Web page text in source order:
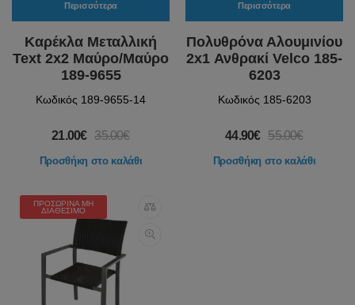
Περισσότερα
Καρέκλα Μεταλλική
Text 2x2 Μαύρο/Μαύρο
189-9655
Κωδικός 189-9655-14
21.00€ 35.00€
Προσθήκη στο καλάθι
Περισσότερα
Πολυθρόνα Αλουμινίου
2x1 Ανθρακί Velco 185-
6203
Κωδικός 185-6203
44.90€ 55.00€
Προσθήκη στο καλάθι
ΠΡΟΣΩΡΙΝΆ ΜΗ
ΔΙΑΘΈΣΙΜΟ